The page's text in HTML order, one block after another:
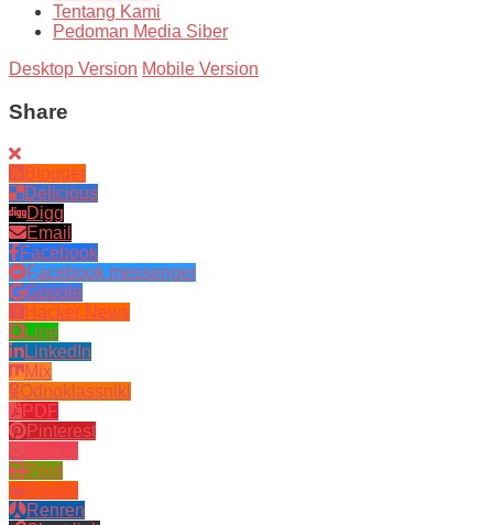
Tentang Kami
Pedoman Media Siber
Desktop Version Mobile Version
Share
Blogger
Delicious
Digg
Email
Facebook
Facebook messenger
Google
Hacker News
Line
LinkedIn
Mix
Odnoklassniki
PDF
Pinterest
Print
Reddit
Renren